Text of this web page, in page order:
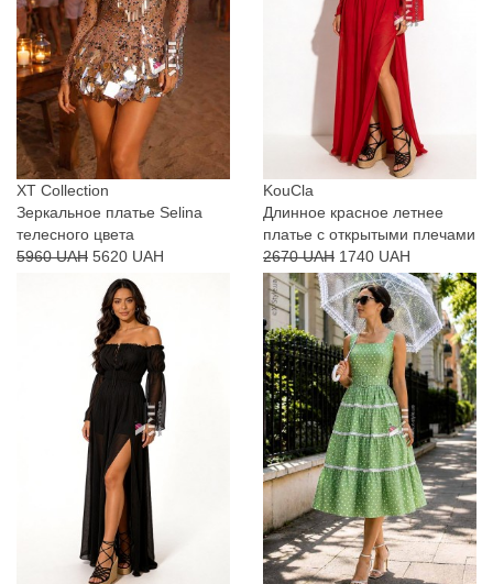
XT Collection
Зеркальное платье Selina
телесного цвета
5960 UAH 5620 UAH
KouCla
Длинное красное летнее
платье с открытыми плечами
2670 UAH 1740 UAH